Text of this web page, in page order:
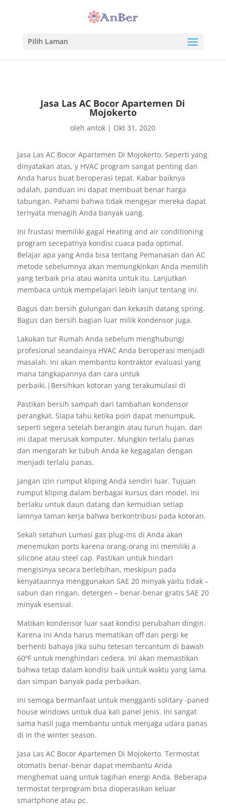
Pilih Laman
Jasa Las AC Bocor Apartemen Di
Mojokerto
olehantok | Okt 31, 2020
Jasa Las AC Bocor Apartemen Di Mojokerto. Seperti yang
dinyatakan atas, y HVAC program sangat penting dan
Anda harus buat beroperasi tepat. Kabar baiknya
adalah, panduan ini dapat membuat benar harga
tabungan. Pahami bahwa tidak mengejar mereka dapat
ternyata menagih Anda banyak uang.
Ini frustasi memiliki gagal Heating and air conditioning
program secepatnya kondisi cuaca pada optimal.
Belajar apa yang Anda bisa tentang Pemanasan dan AC
metode sebelumnya akan memungkinkan Anda memilih
yang terbaik pria atau wanita untuk itu. Lanjutkan
membaca untuk mempelajari lebih lanjut tentang ini.
Bagus dan bersih gulungan dan kekasih datang spring.
Bagus dan bersih bagian luar milik kondensor juga.
Lakukan tur Rumah Anda sebelum menghubungi
profesional seandainya HVAC Anda beroperasi menjadi
masalah. Ini akan membantu kontraktor evaluasi yang
mana tangkapannya dan cara untuk
perbaiki.|Bersihkan kotoran yang terakumulasi di
Pastikan bersih sampah dari tambahan kondensor
perangkat. Siapa tahu ketika poin dapat menumpuk,
seperti segera setelah berangin atau turun hujan, dan
ini dapat merusak komputer. Mungkin terlalu panas
dan mengarah ke tubuh Anda ke kegagalan dengan
menjadi terlalu panas.
Jangan izin rumput kliping Anda sendiri luar. Tujuan
rumput kliping dalam berbagai kursus dari model. Ini
berlaku untuk daun datang dan kemudian setiap
lainnya taman kerja bahwa berkontribusi pada kotoran.
Sekali setahun Lumasi gas plug-ins di Anda akan
menemukan ports karena orang-orang ini memiliki a
silicone atau steel cap. Pastikan untuk hindari
mengisinya secara berlebihan, meskipun pada
kenyataannya menggunakan SAE 20 minyak yaitu tidak –
sabun dan ringan, detergen – benar-benar gratis SAE 20
minyak esensial.
Matikan kondensor luar saat kondisi perubahan dingin.
Karena ini Anda harus mematikan off dan pergi ke
berhenti bahaya jika suhu tetesan tercantum di bawah
60ºF untuk menghindari cedera. Ini akan memastikan
bahwa tetap dalam kondisi baik untuk waktu yang lama
dan simpan banyak pada perbaikan.
Ini semoga bermanfaat untuk mengganti solitary -paned
house windows untuk dua kali panel jenis. Ini sangat
sama hasil juga membantu untuk menjaga udara panas
di in the winter season.
Jasa Las AC Bocor Apartemen Di Mojokerto. Termostat
otomatis benar-benar dapat membantu Anda
menghemat uang untuk tagihan energi Anda. Beberapa
termostat terprogram bisa dioperasikan keluar
smartphone atau pc.